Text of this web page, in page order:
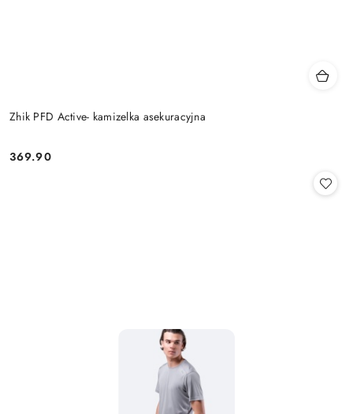
Zhik PFD Active- kamizelka asekuracyjna
Cena:
369.90